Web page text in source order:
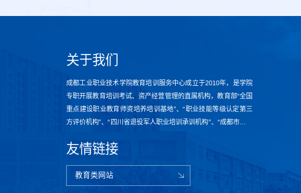
关于我们
成都工业职业技术学院教育培训服务中心成立于2010年，是学院
专职开展教育培训考试、资产经营管理的直属机构，教育部“全国
重点建设职业教育师资培养培训基地”、“职业技能等级认定第三
方评价机构”、“四川省退役军人职业培训承训机构”、“成都市高技
职业培训承训机构”。中心拥有一支由50余名高素质、专业化人员
友情链接
教育类网站